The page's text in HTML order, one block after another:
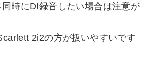
時にDI録音したい場合は注意が
2i2の方が扱いやすいです